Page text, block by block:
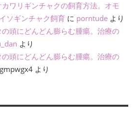
カワリギンチャクの飼育方法。オモ
ソギンチャク飼育 に porntude より
の頭にどんどん膨らむ腫瘍。治療の
より
の頭にどんどん膨らむ腫瘍。治療の
より